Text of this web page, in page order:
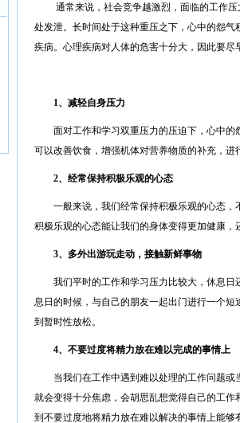
通常来说，社会竞争越激烈，面临的工作
处发泄。长时间处于这种重压之下，心中的怨
疾病。心理疾病对人体的危害十分大，因此要
1、减轻自身压力
面对工作和学习双重压力的压迫下，心中
可以改善饮食，增强机体对营养物质的补充，进
2、经常保持积极乐观的心态
一般来说，我们经常保持积极乐观的心态，
积极乐观的心态能让我们的身体变得更加健康，
3、多外出游玩走动，接触新鲜事物
我们平时的工作和学习压力比较大，休息
息日的时候，与自己的朋友一起出门进行一个
到暂时性放松。
4、不要过度将精力放在难以完成的事情上
当我们在工作中遇到难以处理的工作问题
就会变得十分焦虑，会胡思乱想觉得自己的工
到不要过度地将精力放在难以解决的事情上能够